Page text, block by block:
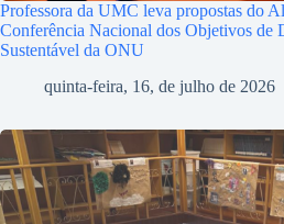
Professora da UMC leva propostas do
Conferência Nacional dos Objetivos de
Sustentável da ONU
quinta-feira, 16, de julho de 2026